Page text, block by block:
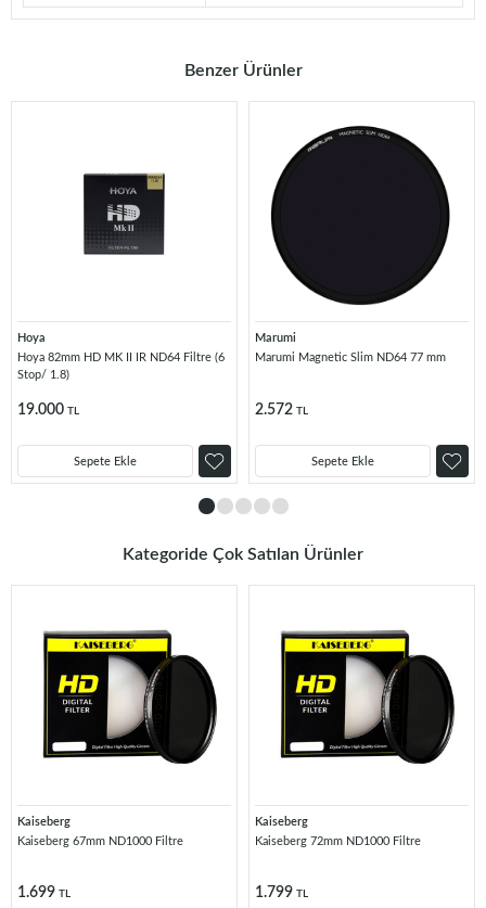
Benzer Ürünler
Hoya
Hoya 82mm HD MK II IR ND64 Filtre (6
Stop/ 1.8)
19.000 TL
Sepete Ekle
Marumi
Marumi Magnetic Slim ND64 77 mm
2.572 TL
Sepete Ekle
Kategoride Çok Satılan Ürünler
Kaiseberg
Kaiseberg 67mm ND1000 Filtre
1.699 TL
Kaiseberg
Kaiseberg 72mm ND1000 Filtre
1.799 TL